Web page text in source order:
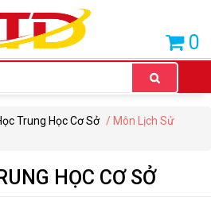
0
Trung Học Cơ Sở / Môn Lịch Sử
HỌC CƠ SỞ